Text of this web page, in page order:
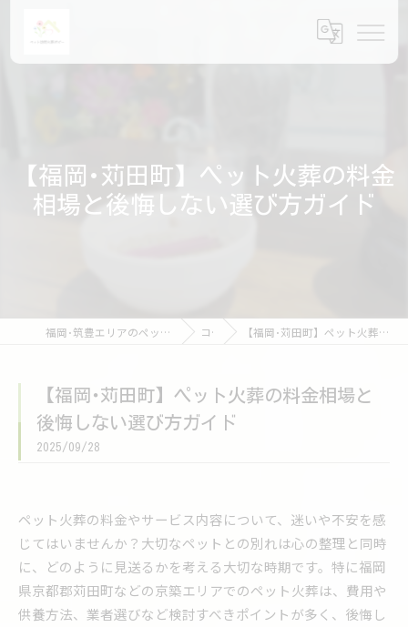
【福岡･苅田町】ペット火葬の料金
相場と後悔しない選び方ガイド
福岡･筑豊エリアのペット火葬ならペット訪問火葬ポピー コラム 【福岡･苅田町】ペット火葬の料金相場と後悔しない選び方ガイド
【福岡･苅田町】ペット火葬の料金相場と
後悔しない選び方ガイド
2025/09/28
ペット火葬の料金やサービス内容について、迷いや不安を感
じてはいませんか？大切なペットとの別れは心の整理と同時
に、どのように見送るかを考える大切な時期です。特に福岡
県京都郡苅田町などの京築エリアでのペット火葬は、費用や
供養方法、業者選びなど検討すべきポイントが多く、後悔し